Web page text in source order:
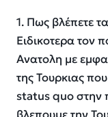
1. Πως βλέπετε
Ειδικοτερα τον
Ανατολη με
της Τουρκιας
status quo στην